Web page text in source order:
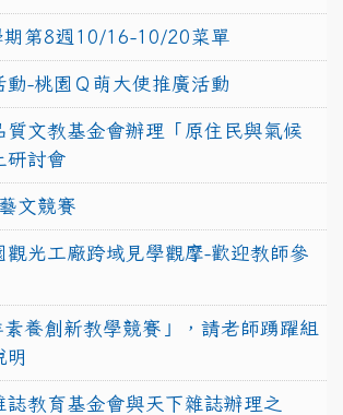
期第8週10/16-10/20菜單
動-桃園Ｑ萌大使推廣活動
質文教基金會辦理「原住民與氣候
研討會
文競賽
觀光工廠跨域見學觀摩-歡迎教師參
素養創新教學競賽」，請老師踴躍組
明
誌教育基金會與天下雜誌辦理之